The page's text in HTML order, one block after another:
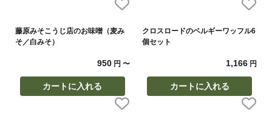
藤原みそこうじ店のお味噌（麦み
そ／白みそ）
950円 〜
カートに入れる
クロスロードのベルギーワッフル6
個セット
1,166 円
カートに入れる